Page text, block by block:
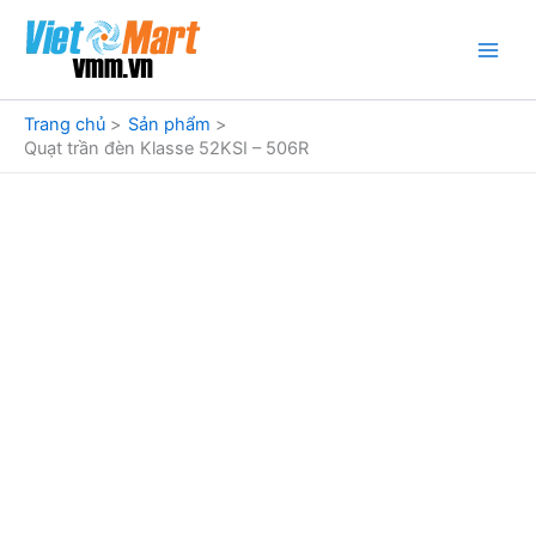
dung
Trang chủ
Sản phẩm
Quạt trần đèn Klasse 52KSI – 506R